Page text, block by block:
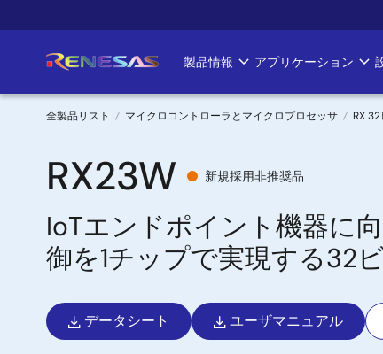
イ
ン
Main
navigation
製品情報 アプリケーション
パ
ン
く
ず
全製品リスト マイクロコントローラとマイクロプロセッサ RX
RX23W 新規採用非推奨品
IoTエンドポイント機器に
御を1チップで実現する32
データシート ユーザマニュアル